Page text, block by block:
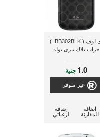
أى لوف ( IBB302BLK )
جراب بلاك بيرى بولد
1.0 جنية
غير متوفر
إضافة
لرغباتي
اضافة
للمقارنة